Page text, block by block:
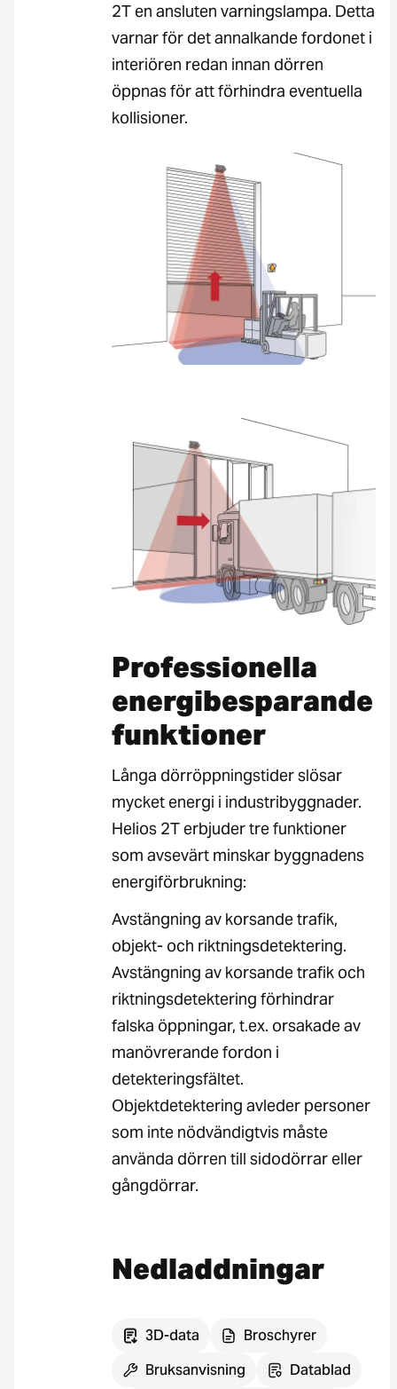
2T en ansluten varningslampa. Detta
varnar för det annalkande fordonet i
interiören redan innan dörren
öppnas för att förhindra eventuella
kollisioner.
Professionella
energibesparande
funktioner
Långa dörröppningstider slösar
mycket energi i industribyggnader.
Helios 2T erbjuder tre funktioner
som avsevärt minskar byggnadens
energiförbrukning:
Avstängning av korsande trafik,
objekt- och riktningsdetektering.
Avstängning av korsande trafik och
riktningsdetektering förhindrar
falska öppningar, t.ex. orsakade av
manövrerande fordon i
detekteringsfältet.
Objektdetektering avleder personer
som inte nödvändigtvis måste
använda dörren till sidodörrar eller
gångdörrar.
Nedladdningar
3D-data
Broschyrer
Bruksanvisning
Datablad